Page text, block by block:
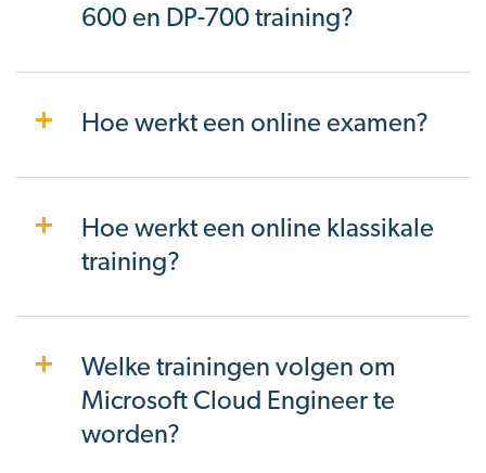
600 en DP-700 training?
Hoe werkt een online examen?
Hoe werkt een online klassikale
training?
Welke trainingen volgen om
Microsoft Cloud Engineer te
worden?